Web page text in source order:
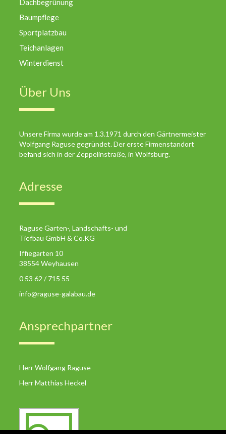
Dachbegrünung
Baumpflege
Sportplatzbau
Teichanlagen
Winterdienst
Über Uns
Unsere Firma wurde am 1.3.1971 durch den Gärtnermeister
Wolfgang Raguse gegründet. Der erste Firmenstandort
befand sich in der Zeppelinstraße, in Wolfsburg.
Adresse
Raguse Garten-, Landschafts- und
Tiefbau GmbH & Co.KG
Iffiegarten 10
38554 Weyhausen
0 53 62 / 715 55
info@raguse-galabau.de
Ansprechpartner
Herr Wolfgang Raguse
Herr Matthias Heckel